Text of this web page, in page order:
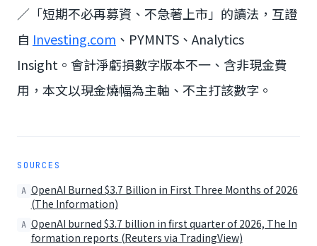
／「短期不必再募資、不急著上市」的讀法，互證
自 Investing.com 、PYMNTS、Analytics
Insight。會計淨虧損數字版本不一、含非現金費
用，本文以現金燒幅為主軸、不主打該數字。
SOURCES
A OpenAI Burned $3.7 Billion in First Three Months of 2026
(The Information)
A OpenAI burned $3.7 billion in first quarter of 2026, The In
formation reports (Reuters via TradingView)